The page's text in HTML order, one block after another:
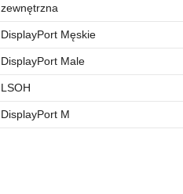
zewnętrzna
DisplayPort Męskie
DisplayPort Male
LSOH
DisplayPort M